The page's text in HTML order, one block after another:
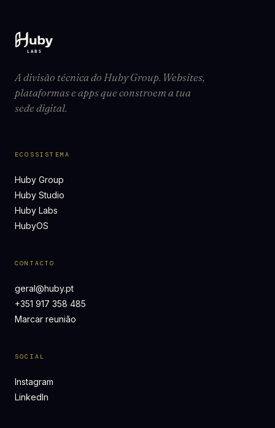
A divisão técnica do Huby Group. Websites,
plataformas e apps que constroem a tua
sede digital.
ECOSSISTEMA
Huby Group
Huby Studio
Huby Labs
HubyOS
CONTACTO
geral@huby.pt
+351 917 358 485
Marcar reunião
SOCIAL
Instagram
LinkedIn